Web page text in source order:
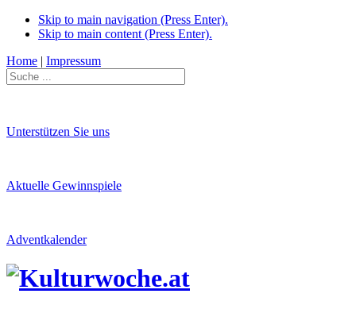
Skip to main navigation (Press Enter).
Skip to main content (Press Enter).
Home | Impressum
Unterstützen Sie uns
Aktuelle Gewinnspiele
Adventkalender